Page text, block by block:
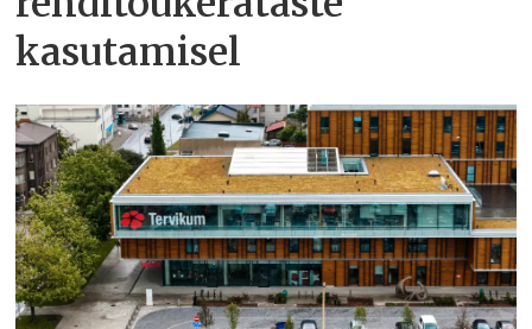
kasutamisel